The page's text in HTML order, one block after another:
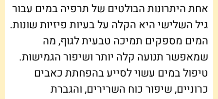
אחת היתרונות הבולטים של תרפיה במים עבור
גיל השלישי היא הקלה על בעיות פיזיות שונות.
המים מספקים תמיכה טבעית לגוף, מה
שמאפשר תנועה קלה יותר ושיפור הגמישות.
טיפול במים עשוי לסייע בהפחתת כאבים
כרוניים, שיפור כוח השרירים, והגברת